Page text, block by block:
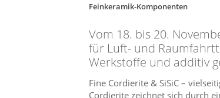
Feinkeramik-Komponenten
Vom 18. bis 20.
für Luft- und
Werkstoffe und additiv
Fine Cordierite & SiSiC –
Cordierite zeichnet sich durch